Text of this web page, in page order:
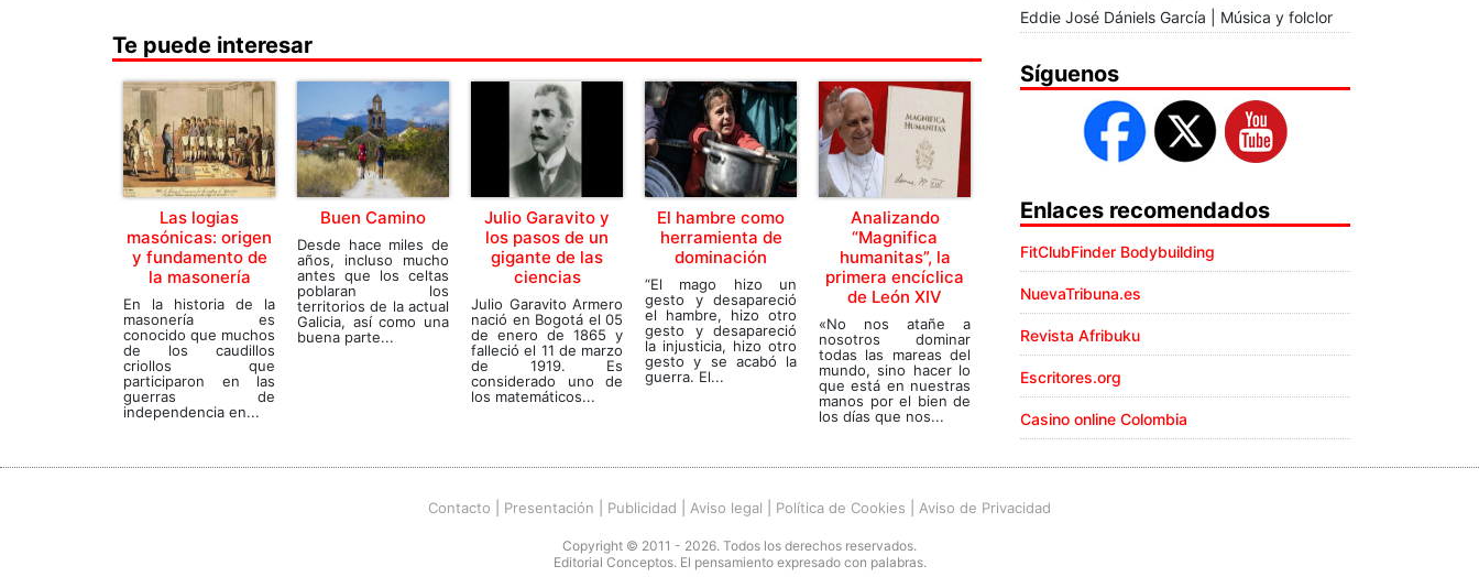
Te puede interesar
Las logias
masónicas: origen
y fundamento de
la masonería
En la historia de la
masonería es
conocido que muchos
de los caudillos
criollos que
participaron en las
guerras de
independencia en...
Buen Camino
Desde hace miles de
años, incluso mucho
antes que los celtas
poblaran los
territorios de la actual
Galicia, así como una
buena parte...
Julio Garavito y
los pasos de un
gigante de las
ciencias
Julio Garavito Armero
nació en Bogotá el 05
de enero de 1865 y
falleció el 11 de marzo
de 1919. Es
considerado uno de
los matemáticos...
El hambre como
herramienta de
dominación
“El mago hizo un
gesto y desapareció
el hambre, hizo otro
gesto y desapareció
la injusticia, hizo otro
gesto y se acabó la
guerra. El...
Analizando
“Magnifica
humanitas”, la
primera encíclica
de León XIV
«No nos atañe a
nosotros dominar
todas las mareas del
mundo, sino hacer lo
que está en nuestras
manos por el bien de
los días que nos...
Eddie José Dániels García | Música y folclor
Síguenos
Enlaces recomendados
FitClubFinder Bodybuilding
NuevaTribuna.es
Revista Afribuku
Escritores.org
Casino online Colombia
Contacto Presentación Publicidad Aviso legal Política de Cookies Aviso de Privacidad
Copyright © 2011 - 2026. Todos los derechos reservados.
Editorial Conceptos. El pensamiento expresado con palabras.